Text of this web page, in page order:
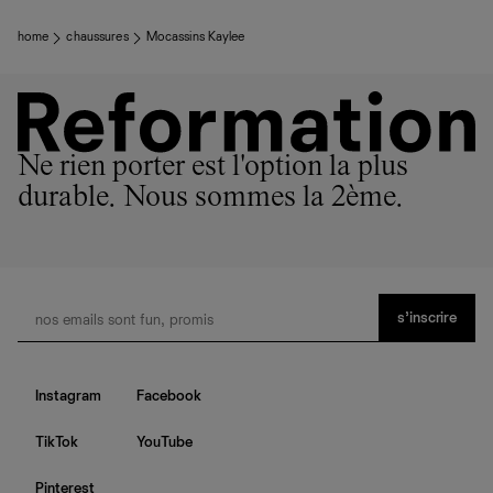
home chaussures Mocassins Kaylee
Ne rien porter est l'option la plus
durable. Nous sommes la 2ème.
s’inscrire
Instagram Facebook
TikTok YouTube
Pinterest